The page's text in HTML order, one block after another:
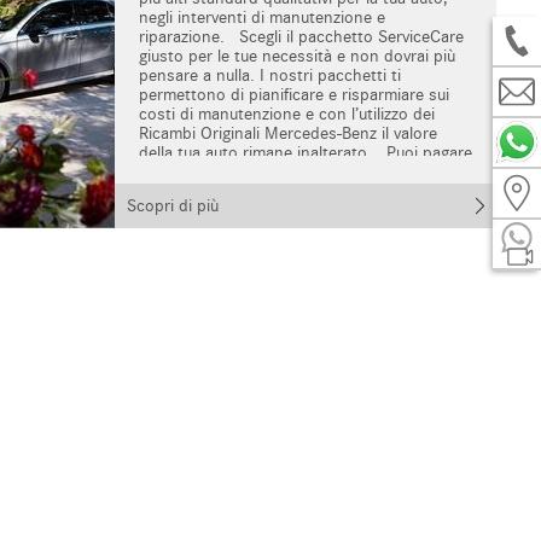
negli interventi di manutenzione e
riparazione. Scegli il pacchetto ServiceCare
giusto per le tue necessità e non dovrai più
pensare a nulla. I nostri pacchetti ti
permettono di pianificare e risparmiare sui
costi di manutenzione e con l’utilizzo dei
Ricambi Originali Mercedes-Benz il valore
della tua auto rimane inalterato. Puoi pagare
pagamento anticipato. Il pacchetto
ServiceCare include i costi di manodopera,
Scopri di più